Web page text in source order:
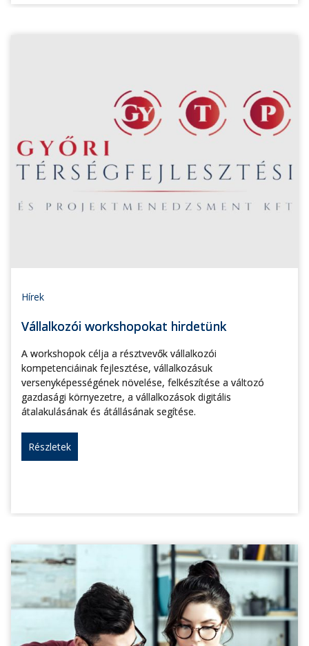
Hírek
Vállalkozói workshopokat hirdetünk
A workshopok célja a résztvevők vállalkozói
kompetenciáinak fejlesztése, vállalkozásuk
versenyképességének növelése, felkészítése a változó
gazdasági környezetre, a vállalkozások digitális
átalakulásának és átállásának segítése.
Részletek